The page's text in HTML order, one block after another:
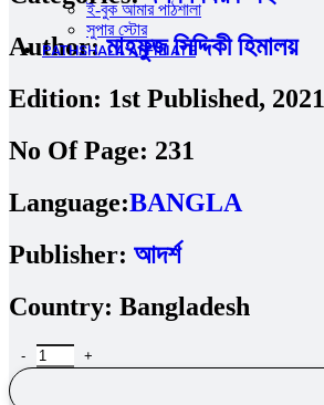
ই-বুক আমার পাঠশালা
সুপার ‍স্টোর
PATHSHALA AFFILIATE
Author:মাহফুজ সিদ্দিকী হিমালয়
Edition: 1st Published, 2021
No Of Page: 231
Language:BANGLA
Publisher: আদর্শ
Country: Bangladesh
চিন্তা এক্সপ্রেস quantity